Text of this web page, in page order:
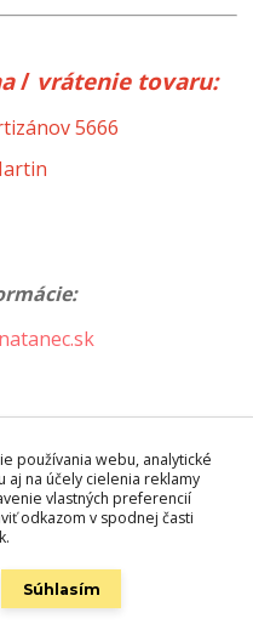
/ vrátenie tovaru:
5666
používania webu, analytické
aj na účely cielenia reklamy
vlastných preferencií
odkazom v spodnej časti
Súhlasím